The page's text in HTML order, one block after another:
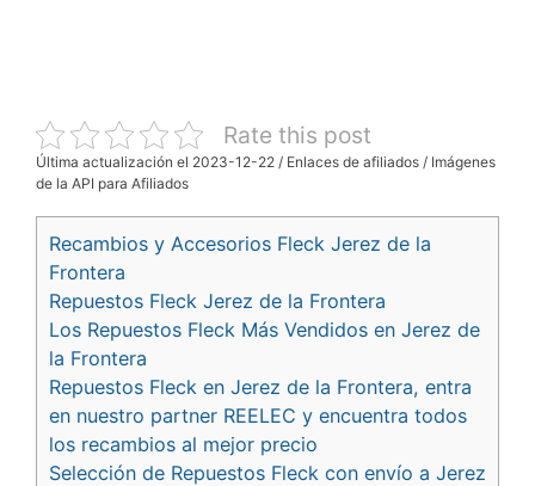
Rate this post
Última actualización el 2023-12-22 / Enlaces de afiliados / Imágenes
de la API para Afiliados
Recambios y Accesorios Fleck Jerez de la
Frontera
Repuestos Fleck Jerez de la Frontera
Los Repuestos Fleck Más Vendidos en Jerez de
la Frontera
Repuestos Fleck en Jerez de la Frontera, entra
en nuestro partner REELEC y encuentra todos
los recambios al mejor precio
Selección de Repuestos Fleck con envío a Jerez